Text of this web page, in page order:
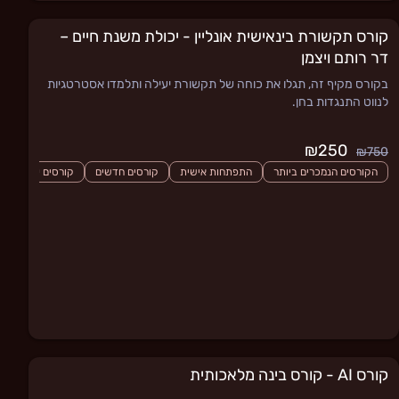
קורס תקשורת בינאישית אונליין - יכולת משנת חיים –
דר רותם ויצמן
בקורס מקיף זה, תגלו את כוחה של תקשורת יעילה ותלמדו אסטרטגיות
לנווט התנגדות בחן.
₪750
הקורסים הנמכרים ביותר התפתחות אישית קורסים חדשים קורסים עם
קורס AI - קורס בינה מלאכותית